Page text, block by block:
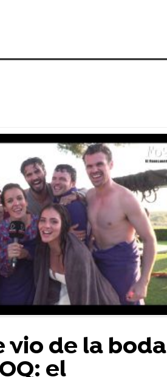
vio de la boda
el